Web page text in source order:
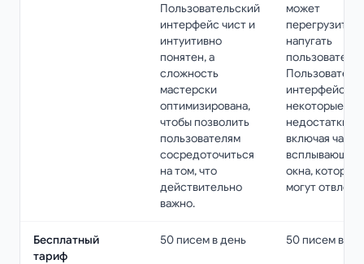
Пользовательский
интерфейс чист и
интуитивно
понятен, а
сложность
мастерски
оптимизирована,
чтобы позволить
пользователям
сосредоточиться
на том, что
действительно
важно.
может
перегрузить
напугать
интерфейс
некоторые
недостатки,
включая
всплывающие
окна, которые
могут
Бесплатный
тариф
50 писем в день 50 писем в